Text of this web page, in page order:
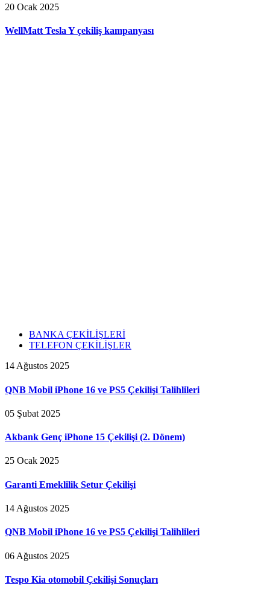
20 Ocak 2025
WellMatt Tesla Y çekiliş kampanyası
BANKA ÇEKİLİŞLERİ
TELEFON ÇEKİLİŞLER
14 Ağustos 2025
QNB Mobil iPhone 16 ve PS5 Çekilişi Talihlileri
05 Şubat 2025
Akbank Genç iPhone 15 Çekilişi (2. Dönem)
25 Ocak 2025
Garanti Emeklilik Setur Çekilişi
14 Ağustos 2025
QNB Mobil iPhone 16 ve PS5 Çekilişi Talihlileri
06 Ağustos 2025
Tespo Kia otomobil Çekilişi Sonuçları